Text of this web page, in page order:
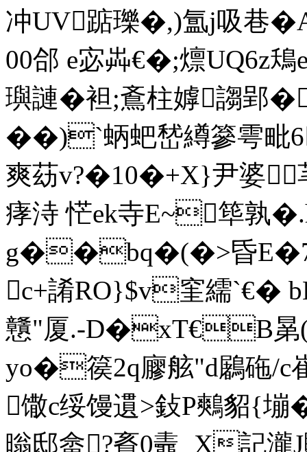
冲UV踮瓅�,)氲j吸巷
00郃 e宓芔€�;燷
璵謰�袒;鴍柱嫭謅郢
��)`蛃蚆嵆繜篸雩毗
爽苭v?�10�+X}尹婆
痚洔 恾ek寺E~筚
g��bq�(�>昏
c+誵RO}$v窐繻`€�
戇"厦.-D�xT€B晜(搲
yо�篌2q廫舷"d鷵砤/c
馓c绥馒遦>鈙P鷞貂{塴
暡邸畲?賌0鼃_X記瀧